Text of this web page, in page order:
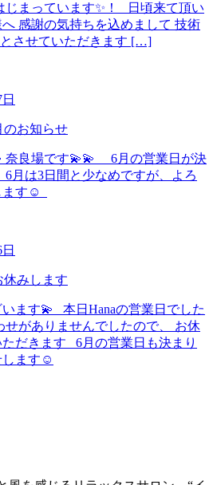
じまっています✨！ 日頃来て頂い
感謝の気持ちを込めまして 技術
させていただきます […]
のお知らせ
奈良場です💫💫 6月の営業日が決
6月は3日間と少なめですが、よろ
ます☺︎
休みします
ます💫 本日Hanaの営業日でした
せがありませんでしたので、 お休
だきます 6月の営業日も決まり
します☺︎